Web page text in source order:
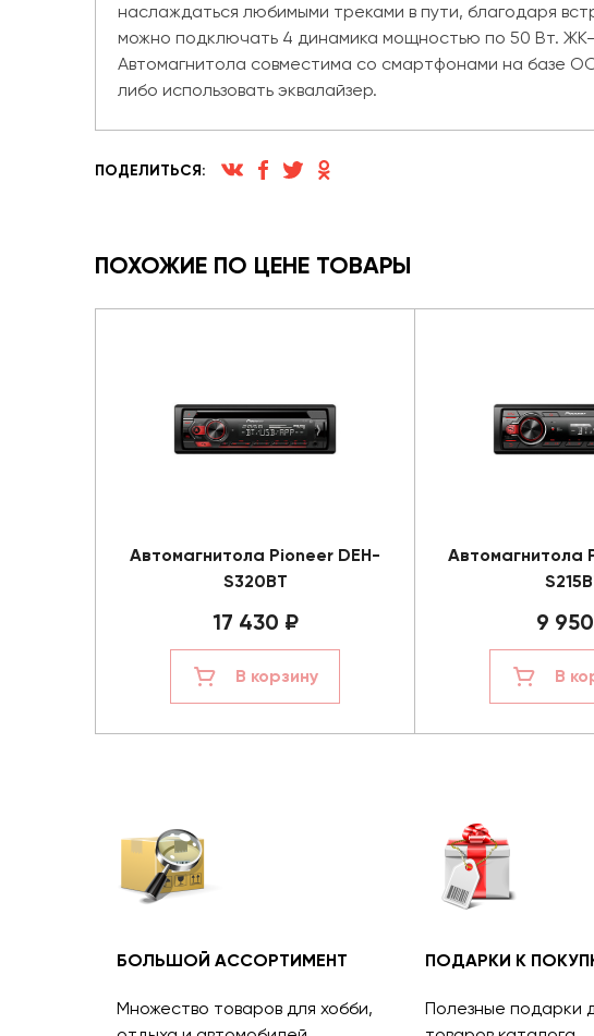
наслаждаться любимыми треками в пути, благодаря
можно подключать 4 динамика мощностью по 50 Вт.
Автомагнитола совместима со смартфонами на базе
либо использовать эквалайзер.
ПОДЕЛИТЬСЯ:
ПОХОЖИЕ ПО ЦЕНЕ ТОВАРЫ
Автомагнитола Pioneer DEH-
S320BT
17 430 ₽
В корзину
Автомагнитола
9
В
БОЛЬШОЙ АССОРТИМЕНТ
Множество товаров для хобби,
ПОДАРКИ К
Полезные подарки